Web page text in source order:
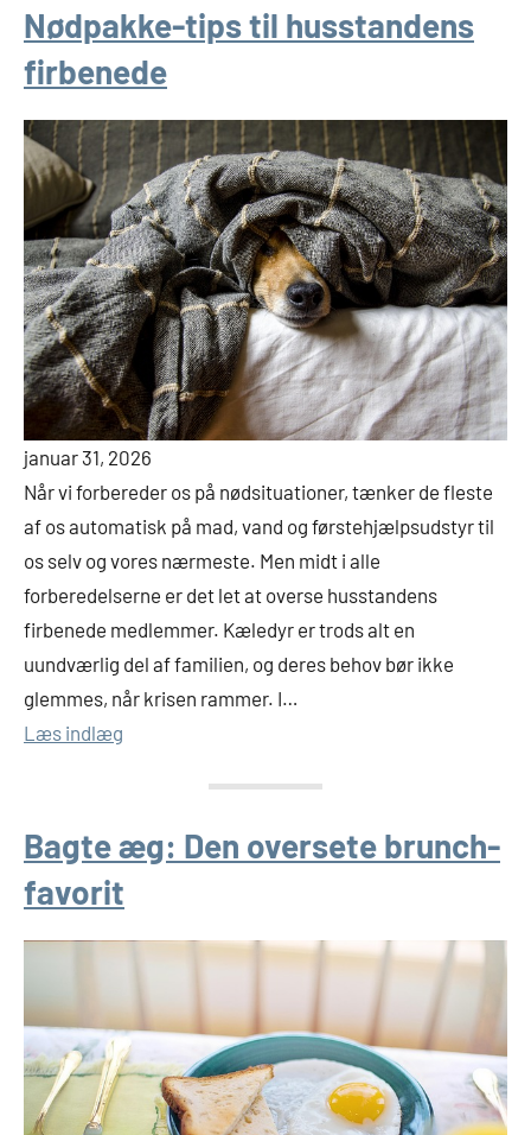
Nødpakke-tips til husstandens
firbenede
januar 31, 2026
Når vi forbereder os på nødsituationer, tænker de fleste
af os automatisk på mad, vand og førstehjælpsudstyr til
os selv og vores nærmeste. Men midt i alle
forberedelserne er det let at overse husstandens
firbenede medlemmer. Kæledyr er trods alt en
uundværlig del af familien, og deres behov bør ikke
glemmes, når krisen rammer. I…
Læs indlæg
Bagte æg: Den oversete brunch-
favorit